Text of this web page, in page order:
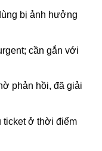
bị ảnh hưởng
cần gắn với
phản hồi, đã giải
ticket ở thời điểm